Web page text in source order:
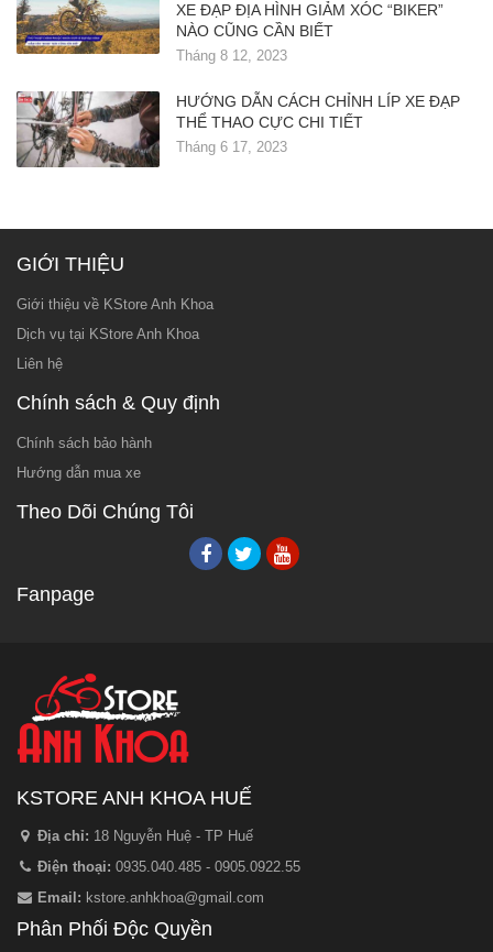
XE ĐẠP ĐỊA HÌNH GIẢM XÓC “BIKER”
NÀO CŨNG CẦN BIẾT
Tháng 8 12, 2023
HƯỚNG DẪN CÁCH CHỈNH LÍP XE ĐẠP
THỂ THAO CỰC CHI TIẾT
Tháng 6 17, 2023
GIỚI THIỆU
Giới thiệu về KStore Anh Khoa
Dịch vụ tại KStore Anh Khoa
Liên hệ
Chính sách & Quy định
Chính sách bảo hành
Hướng dẫn mua xe
Theo Dõi Chúng Tôi
Fanpage
KSTORE ANH KHOA HUẾ
Địa chỉ: 18 Nguyễn Huệ - TP Huế
Điện thoại: 0935.040.485 - 0905.0922.55
Email: kstore.anhkhoa@gmail.com
Phân Phối Độc Quyền